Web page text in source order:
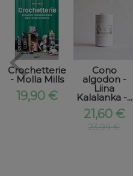
Crochetterie
- Molla Mills
19,90 €
Cono
algodon -
Liina
Kalalanka -...
21,60 €
23,99 €